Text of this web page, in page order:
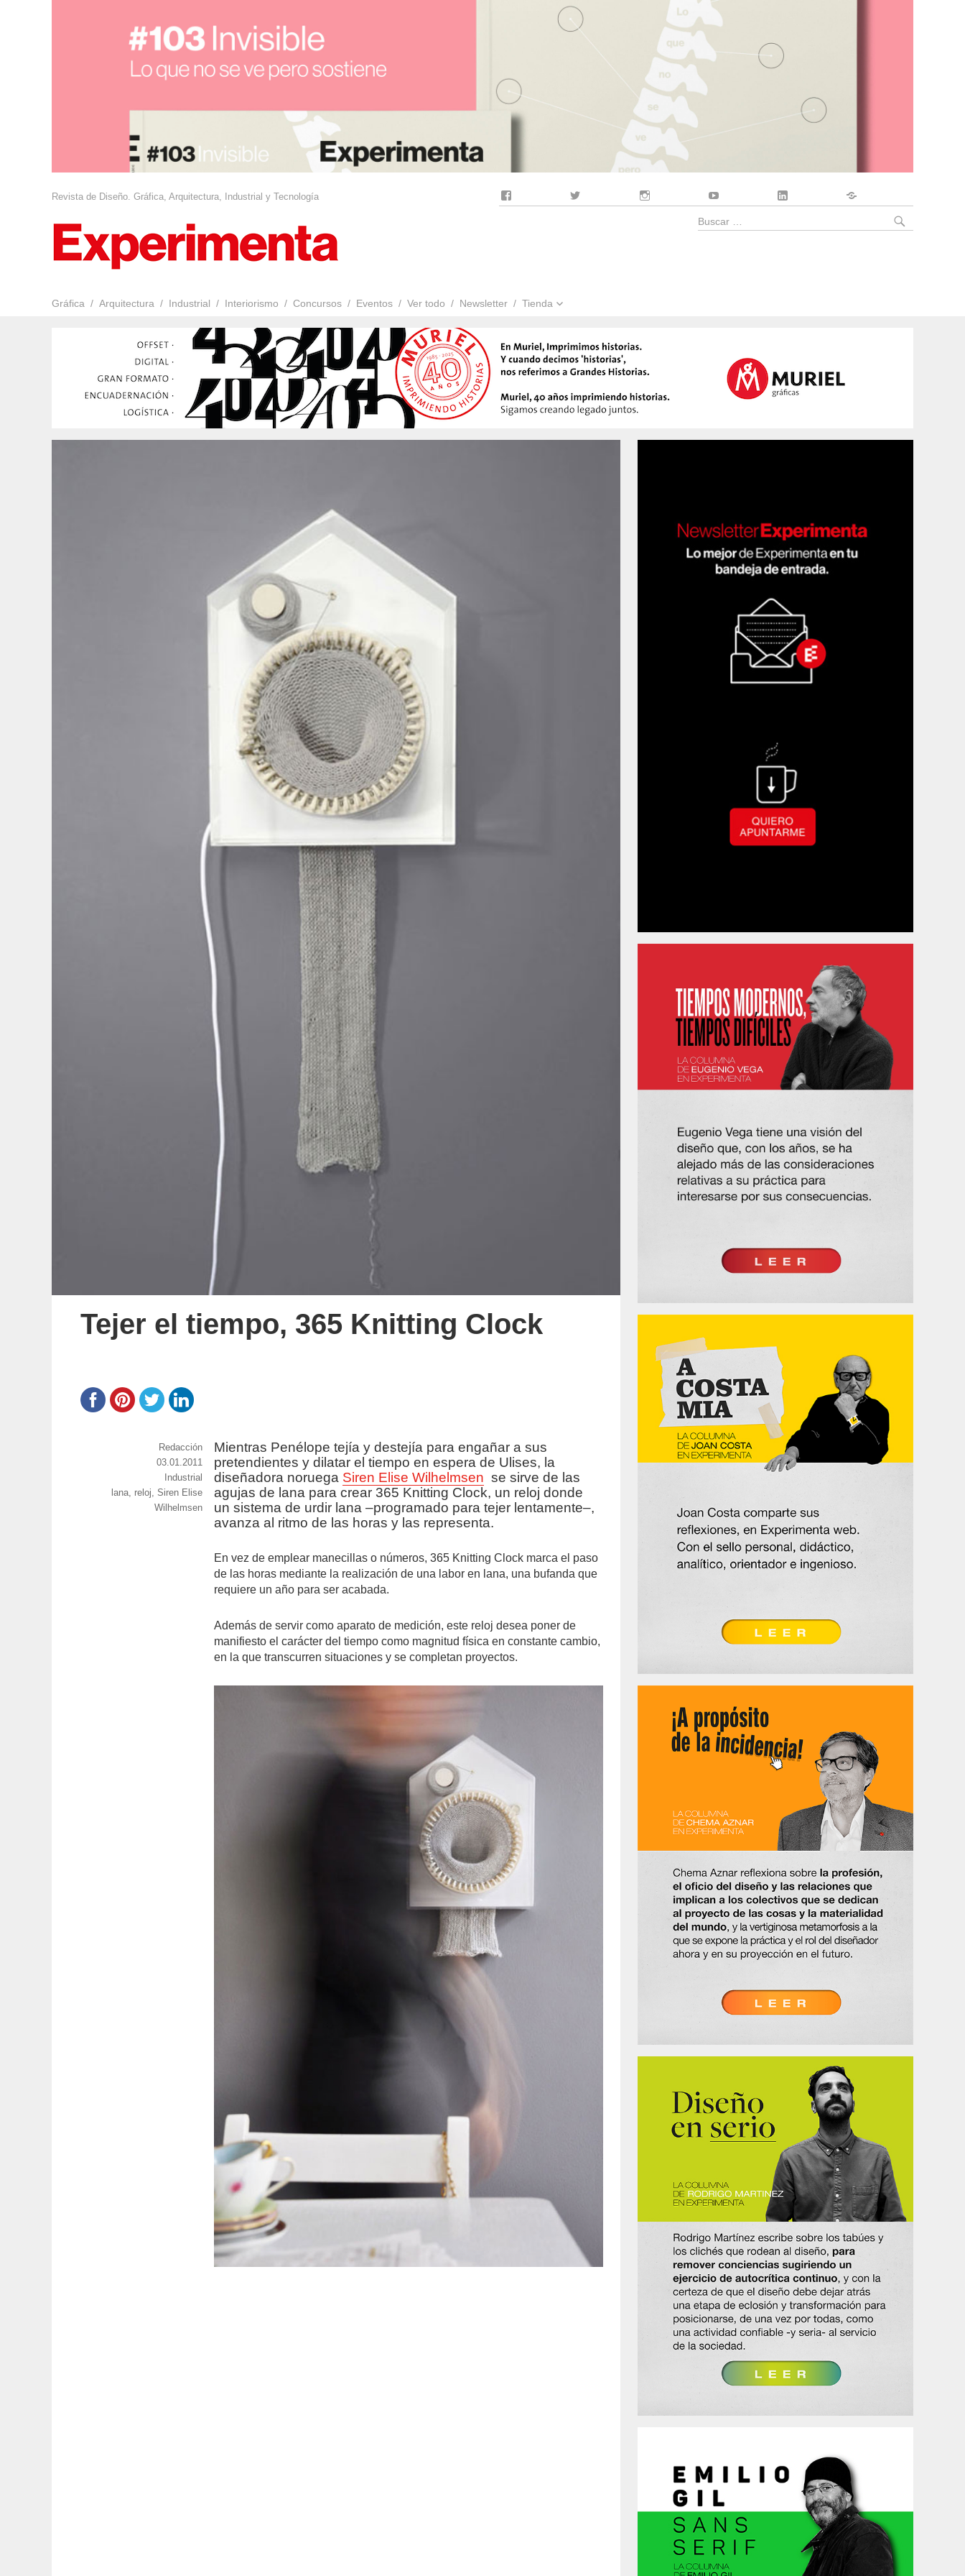
Revista de Diseño. Gráfica, Arquitectura, Industrial y Tecnología
Gráfica Arquitectura Industrial Interiorismo Concursos Eventos Ver todo Newsletter Tienda
Buscar
Tejer el tiempo, 365 Knitting Clock
Mientras Penélope tejía y destejía para engañar a sus
pretendientes y dilatar el tiempo en espera de Ulises, la
diseñadora noruega Siren Elise Wilhelmsen se sirve de las
agujas de lana para crear 365 Knitting Clock, un reloj donde
un sistema de urdir lana –programado para tejer lentamente–,
avanza al ritmo de las horas y las representa.
En vez de emplear manecillas o números, 365 Knitting Clock marca el paso
de las horas mediante la realización de una labor en lana, una bufanda que
requiere un año para ser acabada.
Además de servir como aparato de medición, este reloj desea poner de
manifiesto el carácter del tiempo como magnitud física en constante cambio,
en la que transcurren situaciones y se completan proyectos.
https://www.experimenta.es/author/redaccion/
Redacción
Publicado
03.01.2011
Categorías
Industrial
Etiquetas
lana reloj ,Siren Elise
Wilhelmsen